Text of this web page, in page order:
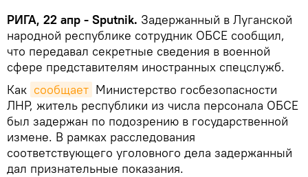
РИГА, 22 апр - Sputnik. Задержанный в Луганской
народной республике сотрудник ОБСЕ сообщил,
что передавал секретные сведения в военной
сфере представителям иностранных спецслужб.
Как сообщает Министерство госбезопасности
ЛНР, житель республики из числа персонала ОБСЕ
был задержан по подозрению в государственной
измене. В рамках расследования
соответствующего уголовного дела задержанный
дал признательные показания.